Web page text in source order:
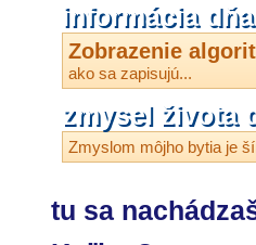
informácia
Zobrazenie
ako sa zapisujú...
zmysel života
Zmyslom môjho bytia je
tu sa